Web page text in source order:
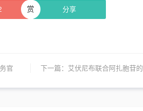
分享
赏
官 下一篇： 艾伏尼布联合阿扎胞苷的III期研究结果显示可显著改善初治IDH1突变